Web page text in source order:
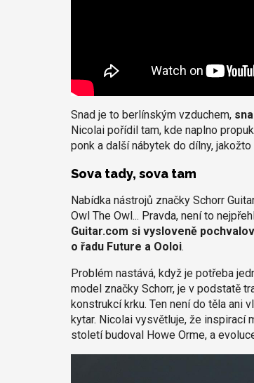
Snad je to berlínským vzduchem,
Nicolai pořídil tam, kde naplno
ponk a další nábytek do dílny,
Sova tady, sova tam
Nabídka nástrojů značky Schorr
Owl The Owl... Pravda, není to
Guitar.com si vysloveně
o řadu Future a Ooloi.
Problém nastává, když je potřeba
model značky Schorr, je v podstatě
konstrukcí krku. Ten není do těla ani
kytar. Nicolai vysvětluje, že inspirací
století budoval Howe Orme, a